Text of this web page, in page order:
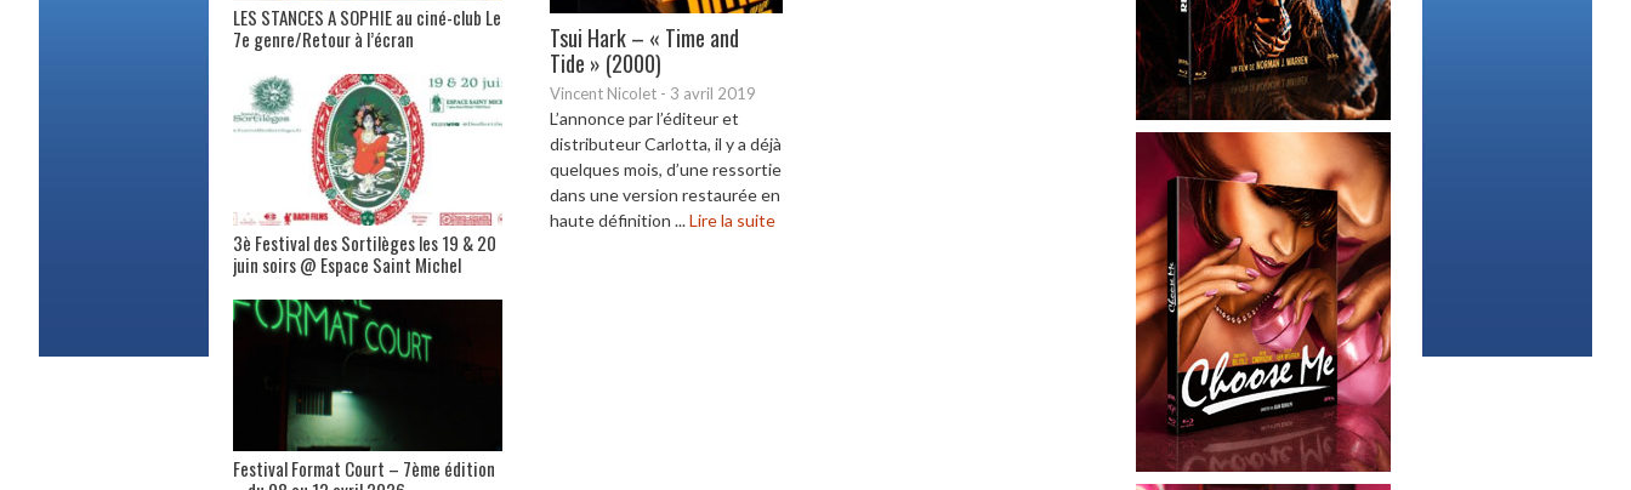
Tsui Hark – « Time and
Tide » (2000)
Vincent Nicolet - 3 avril 2019
L’annonce par l’éditeur et
distributeur Carlotta, il y a déjà
quelques mois, d’une ressortie
dans une version restaurée en
haute définition ...Lire la suite
LES STANCES A SOPHIE au ciné-club Le
7e genre/Retour à l’écran
3è Festival des Sortilèges les 19 & 20
juin soirs @ Espace Saint Michel
Festival Format Court – 7ème édition